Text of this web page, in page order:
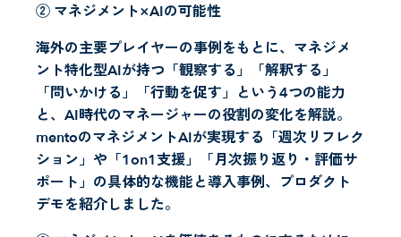
② マネジメント×AIの可能性
海外の主要プレイヤーの事例をもとに、マネジメ
ント特化型AIが持つ「観察する」「解釈する」
「問いかける」「行動を促す」という4つの能力
と、AI時代のマネージャーの役割の変化を解説。
mentoのマネジメントAIが実現する「週次リフレク
ション」や「1on1支援」「月次振り返り・評価サ
ポート」の具体的な機能と導入事例、プロダクト
デモを紹介しました。